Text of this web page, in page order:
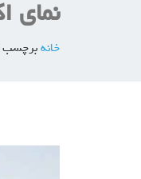
نمای
خانه برچسب